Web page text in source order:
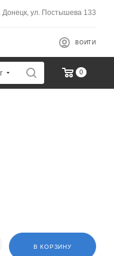
Донецк, ул. Постышева 133
ВОЙТИ
0
В КОРЗИНУ